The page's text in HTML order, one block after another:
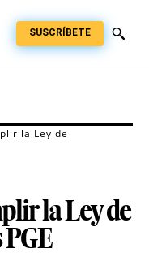
SUSCRÍBETE
la Ley de
la Ley de